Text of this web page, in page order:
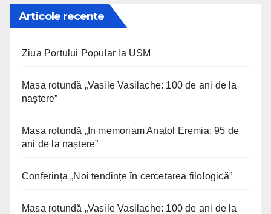
Articole recente
Ziua Portului Popular la USM
Masa rotundă „Vasile Vasilache: 100 de ani de la
naștere”
Masa rotundă „In memoriam Anatol Eremia: 95 de
ani de la naștere”
Conferința „Noi tendințe în cercetarea filologică”
Masa rotundă „Vasile Vasilache: 100 de ani de la